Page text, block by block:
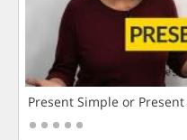
Present Simple or